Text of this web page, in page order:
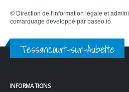
© Direction de l'information légale et
comarquage developpé par baseo.io
Tessancourt-sur-Aubette
INFORMATIONS